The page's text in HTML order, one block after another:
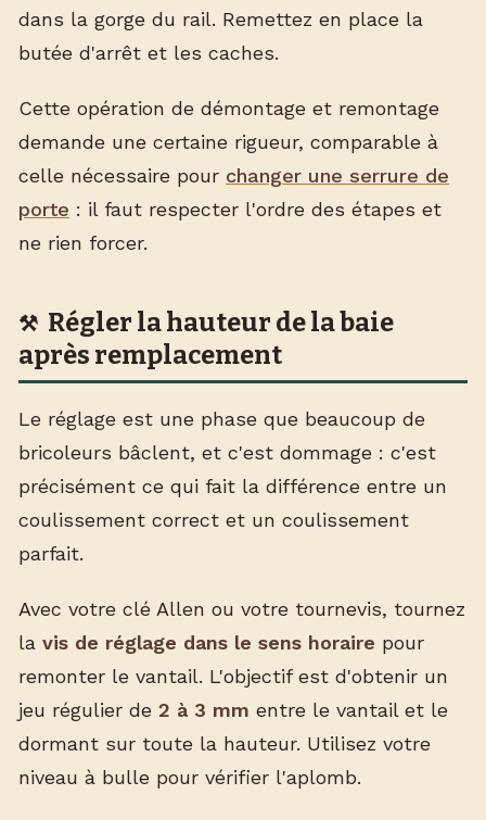
dans la gorge du rail. Remettez en place la
butée d'arrêt et les caches.
Cette opération de démontage et remontage
demande une certaine rigueur, comparable à
celle nécessaire pour changer une serrure de
porte : il faut respecter l'ordre des étapes et
ne rien forcer.
Régler la hauteur de la baie
après remplacement
Le réglage est une phase que beaucoup de
bricoleurs bâclent, et c'est dommage : c'est
précisément ce qui fait la différence entre un
coulissement correct et un coulissement
parfait.
Avec votre clé Allen ou votre tournevis, tournez
la vis de réglage dans le sens horaire pour
remonter le vantail. L'objectif est d'obtenir un
jeu régulier de 2 à 3 mm entre le vantail et le
dormant sur toute la hauteur. Utilisez votre
niveau à bulle pour vérifier l'aplomb.